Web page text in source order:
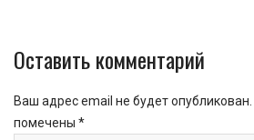
Оставить комментарий
Ваш адрес email не будет опубликован.
помечены *